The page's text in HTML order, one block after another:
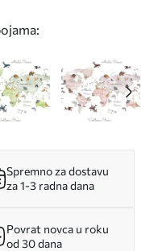
Spremno za dostavu
za 1-3 radna dana
Povrat novca u roku
od 30 dana